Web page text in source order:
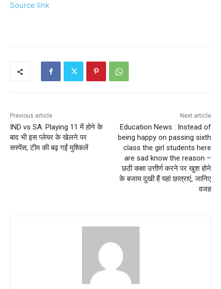
Source link
Previous article
IND vs SA: Playing 11 में होने के
बाद भी इस प्लेयर के खेलने पर
सस्पेंस, टीम की बढ़ गईं मुश्किलें
Next article
Education News : Instead of
being happy on passing sixth
class the girl students here
are sad know the reason –
छठी कक्षा उत्तीर्ण करने पर खुश होने
के बजाय दुखी हैं यहां छात्राएं, जानिए
वजह